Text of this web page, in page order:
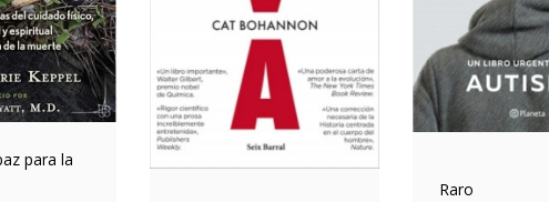
para la
Raro